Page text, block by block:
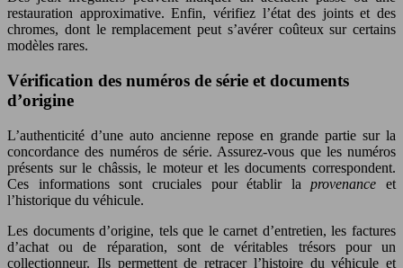
restauration approximative. Enfin, vérifiez l’état des joints et des
chromes, dont le remplacement peut s’avérer coûteux sur certains
modèles rares.
Vérification des numéros de série et documents
d’origine
L’authenticité d’une auto ancienne repose en grande partie sur la
concordance des numéros de série. Assurez-vous que les numéros
présents sur le châssis, le moteur et les documents correspondent.
Ces informations sont cruciales pour établir laprovenance et
l’historique du véhicule.
Les documents d’origine, tels que le carnet d’entretien, les factures
d’achat ou de réparation, sont de véritables trésors pour un
collectionneur. Ils permettent de retracer l’histoire du véhicule et